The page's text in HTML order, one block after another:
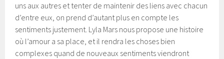
uns aux autres et tenter de maintenir des liens avec chacun
d’entre eux, on prend d’autant plus en compte les
sentiments justement. Lyla Mars nous propose une histoire
où l’amour a sa place, et il rendra les choses bien
complexes quand de nouveaux sentiments viendront